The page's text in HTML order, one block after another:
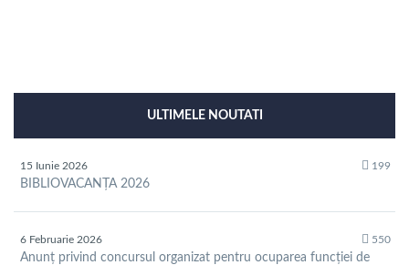
ULTIMELE NOUTATI
15 Iunie 2026 199
BIBLIOVACANȚA 2026
6 Februarie 2026 550
Anunț privind concursul organizat pentru ocuparea funcției de